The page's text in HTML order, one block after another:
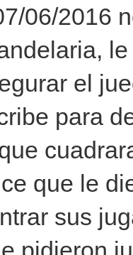
06/2016
el
para
que le
sus